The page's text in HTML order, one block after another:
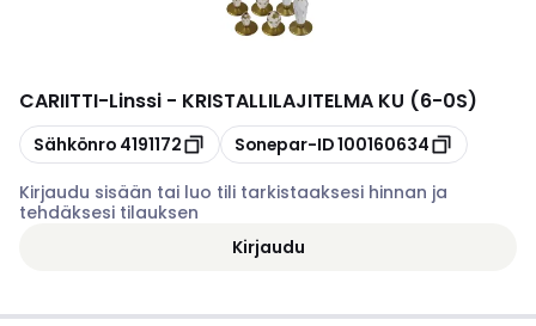
CARIITTI-Linssi - KRISTALLILAJITELMA KU (6-0S)
Kopioi
Sähkönro 4191172 Kopioi
Sonepar-ID100160634
Kirjaudu sisään tai luo tili tarkistaaksesi hinnan ja
tehdäksesi tilauksen
Kirjaudu